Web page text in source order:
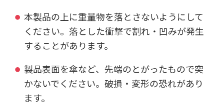
本製品の上に重量物を落とさないようにして
ください。落とした衝撃で割れ・凹みが発生
することがあります。
製品表面を傘など、先端のとがったもので突
かないでください。破損・変形の恐れがあり
ます。